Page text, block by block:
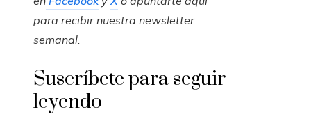
para recibir nuestra newsletter
semanal.
Suscríbete para seguir
leyendo